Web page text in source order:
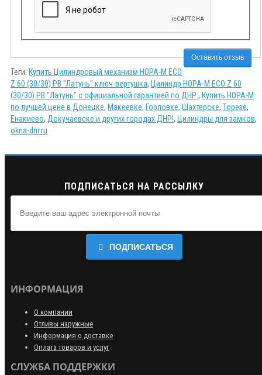
Оставить отзыв
Теги: Купить Цилиндровый механизм НОРА-М ECO
Z 60 (30/30) PB "Латунь" ключ-вертушка, Цилиндр НОРА-М ECO Z 60
(30/30) PB "Латунь" с официальной гарантией по ДНР. , Купить НОРА-М
по лучшей цене в Донецке, Макеевке, Горловке, Шахтерске, Торезе,
Енакиево, Докучаевске и других городах ДНР!, Цилиндры для замков,
okna-dnr.ru
ПОДПИСАТЬСЯ НА РАССЫЛКУ
ПОДПИСАТЬСЯ
ИНФОРМАЦИЯ
О компании
Отливы наружные
Информация о доставке
Оплата товаров и услуг
СЛУЖБА ПОДДЕРЖКИ